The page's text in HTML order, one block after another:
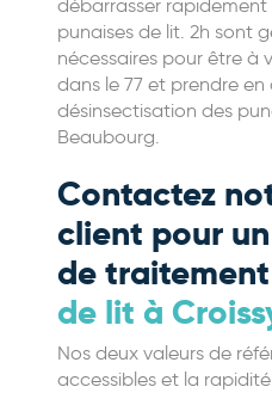
débarrasser
punaises de lit. 2h sont
nécessaires pour être
dans le 77 et prendre
désinsectisation des
Beaubourg.
Contactez
client pour
de
de lit à
Nos deux valeurs de
accessibles et la